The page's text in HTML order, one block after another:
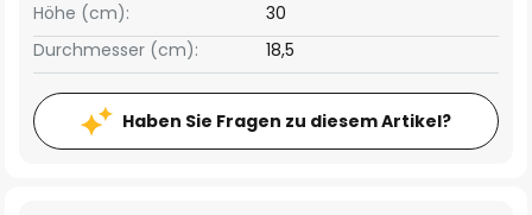
Höhe (cm):
30
Durchmesser (cm):
18,5
Haben Sie Fragen zu diesem Artikel?